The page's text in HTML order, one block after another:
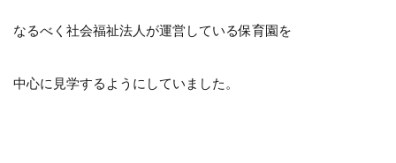
なるべく社会福祉法人が運営している保育園を
中心に見学するようにしていました。